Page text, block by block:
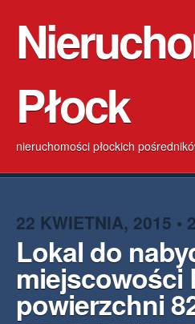
Płock
nieruchomości płockich
22 KWIETNIA, 2015 •
Lokal do
miejscowości
powierzchni